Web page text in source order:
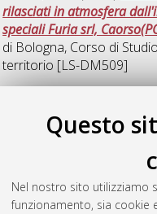
Questo
Nel nostro sito utilizziamo
funzionamento, sia cookie
rilasciati in atmosfera
speciali Furia srl,
di Bologna, Corso di
territorio [LS-DM509]
specialistica], Università